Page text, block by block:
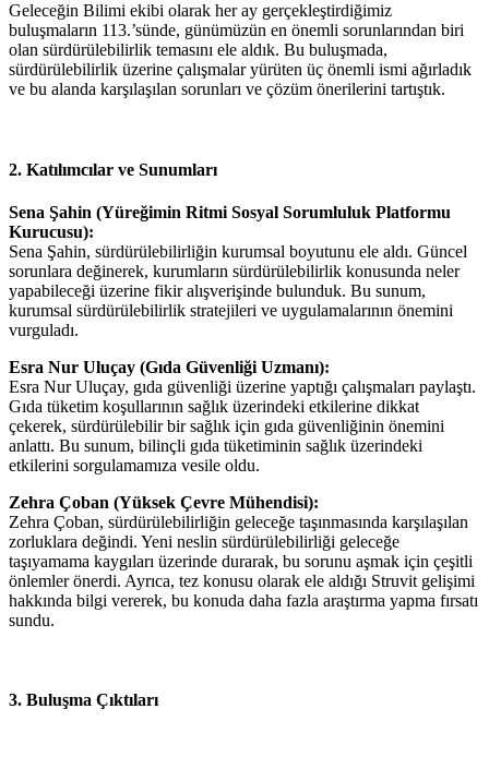
Geleceğin Bilimi ekibi olarak her ay gerçekleştirdiğimiz
buluşmaların 113.’sünde, günümüzün en önemli sorunlarından biri
olan sürdürülebilirlik temasını ele aldık. Bu buluşmada,
sürdürülebilirlik üzerine çalışmalar yürüten üç önemli ismi ağırladık
ve bu alanda karşılaşılan sorunları ve çözüm önerilerini tartıştık.
2. Katılımcılar ve Sunumları
Sena Şahin (Yüreğimin Ritmi Sosyal Sorumluluk Platformu
Kurucusu):
Sena Şahin, sürdürülebilirliğin kurumsal boyutunu ele aldı. Güncel
sorunlara değinerek, kurumların sürdürülebilirlik konusunda neler
yapabileceği üzerine fikir alışverişinde bulunduk. Bu sunum,
kurumsal sürdürülebilirlik stratejileri ve uygulamalarının önemini
vurguladı.
Esra Nur Uluçay (Gıda Güvenliği Uzmanı):
Esra Nur Uluçay, gıda güvenliği üzerine yaptığı çalışmaları paylaştı.
Gıda tüketim koşullarının sağlık üzerindeki etkilerine dikkat
çekerek, sürdürülebilir bir sağlık için gıda güvenliğinin önemini
anlattı. Bu sunum, bilinçli gıda tüketiminin sağlık üzerindeki
etkilerini sorgulamamıza vesile oldu.
Zehra Çoban (Yüksek Çevre Mühendisi):
Zehra Çoban, sürdürülebilirliğin geleceğe taşınmasında karşılaşılan
zorluklara değindi. Yeni neslin sürdürülebilirliği geleceğe
taşıyamama kaygıları üzerinde durarak, bu sorunu aşmak için çeşitli
önlemler önerdi. Ayrıca, tez konusu olarak ele aldığı Struvit gelişimi
hakkında bilgi vererek, bu konuda daha fazla araştırma yapma fırsatı
sundu.
3. Buluşma Çıktıları